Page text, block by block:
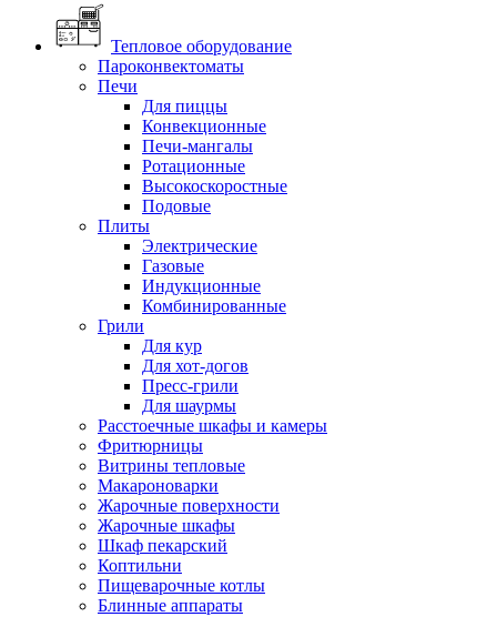
Тепловое оборудование
Пароконвектоматы
Печи
Для пиццы
Конвекционные
Печи-мангалы
Ротационные
Высокоскоростные
Подовые
Плиты
Электрические
Газовые
Индукционные
Комбинированные
Грили
Для кур
Для хот-догов
Пресс-грили
Для шаурмы
Расстоечные шкафы и камеры
Фритюрницы
Витрины тепловые
Макароноварки
Жарочные поверхности
Жарочные шкафы
Шкаф пекарский
Коптильни
Пищеварочные котлы
Блинные аппараты